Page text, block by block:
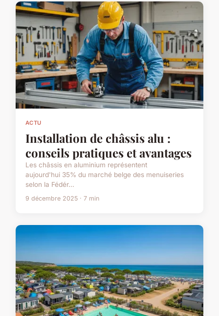
ACTU
Installation de châssis alu :
conseils pratiques et avantages
Les châssis en aluminium représentent
aujourd'hui 35% du marché belge des menuiseries
selon la Fédér...
9 décembre 2025 · 7 min